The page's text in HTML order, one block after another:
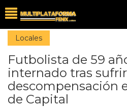
Locales
Futbolista de 59
internado tras
descompensación
de Capital